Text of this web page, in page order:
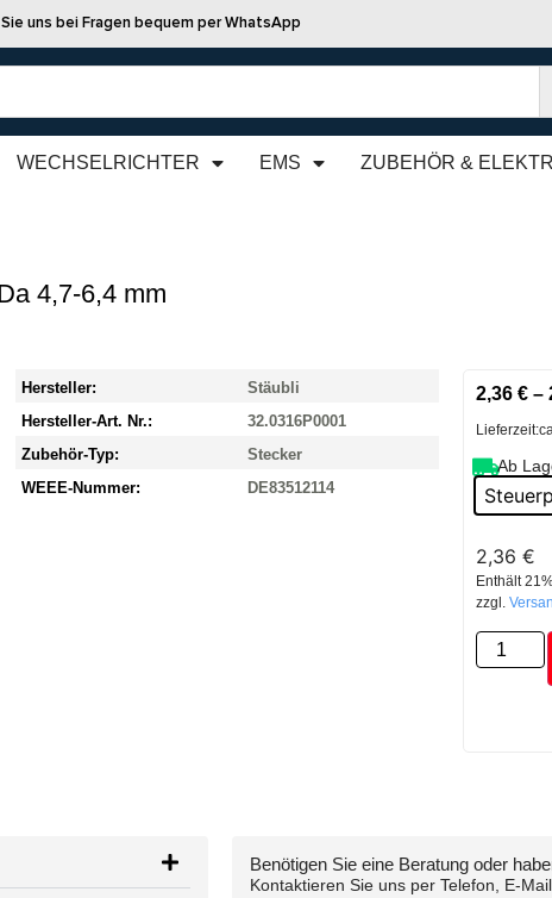
uns bei Fragen bequem per WhatsApp
WECHSELRICHTER EMS ZUBEHÖR &
4,7-6,4 mm
Hersteller:
Stäubli
Hersteller-Art. Nr.:
32.0316P0001
Zubehör-Typ:
Stecker
WEEE-Nummer:
DE83512114
2,36 € –
Lieferzeit:
Ab
2,36 €
Enthält
zzgl.
Benötigen Sie eine Beratung oder
Kontaktieren Sie uns per Telefon, E-